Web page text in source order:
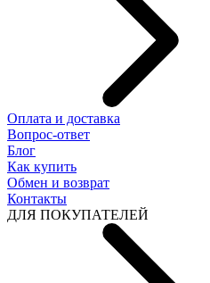
Оплата и доставка
Вопрос-ответ
Блог
Как купить
Обмен и возврат
Контакты
ДЛЯ ПОКУПАТЕЛЕЙ